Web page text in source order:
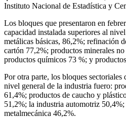
Instituto Nacional de Estadística y
Los bloques que presentaron en
capacidad instalada superiores al
metálicas básicas, 86,2%; refinación
cartón 77,2%; productos minerales
productos químicos 73 %; y
Por otra parte, los bloques sectoriales
nivel general de la industria fuero:
61,4%; productos de caucho y
51,2%; la industria automotriz
metalmecánica 46,2%.